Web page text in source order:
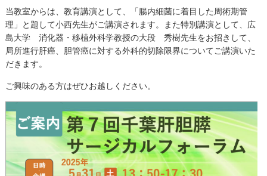
当教室からは、教育講演として、「腸内細菌に着目した周術期管
理」と題して小西先生がご講演されます。また特別講演として、広
島大学 消化器・移植外科学教授の大段 秀樹先生をお招きして、
局所進行肝癌、胆管癌に対する外科的切除限界についてご講演いた
だきます。
ご興味のある方はぜひお越しください。